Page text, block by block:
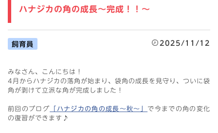
ハナジカの角の成長～完成！！～
飼育員 2025/11/12
みなさん、こんにちは！
4月からハナジカの落角が始まり、袋角の成長を見守り、ついに袋
角が剥けて立派な角が完成しました！
前回のブログ 「ハナジカの角の成長～秋～」 で今までの角の変化
の復習ができます♪